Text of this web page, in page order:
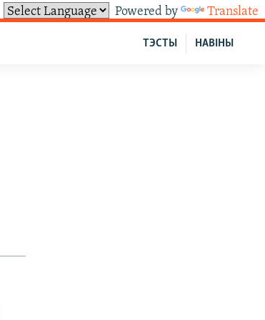
Powered by Translate
НАВІНЫ
ТЭСТЫ